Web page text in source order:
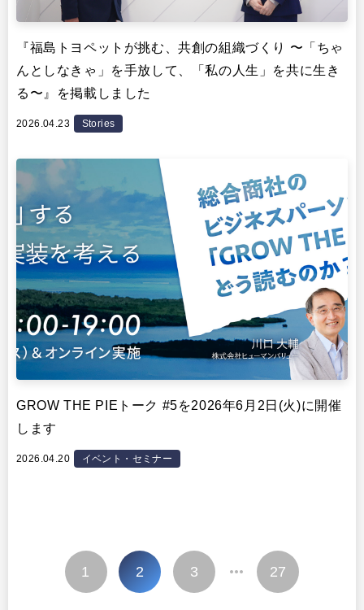
『福島トヨペットが挑む、共創の組織づくり 〜「ちゃ
んとしなきゃ」を手放して、「私の人生」を共に生き
る〜』を掲載しました
2026.04.23 Stories
GROW THE PIEトーク #5を2026年6月2日(火)に開催
します
2026.04.20 イベント・セミナー
1 2 3 27